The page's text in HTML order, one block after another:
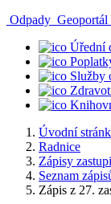
Odpady Geoportál
Úřední
Služby
Úvodní
Radnice
Zápisy
Seznam
Zápis z 27.